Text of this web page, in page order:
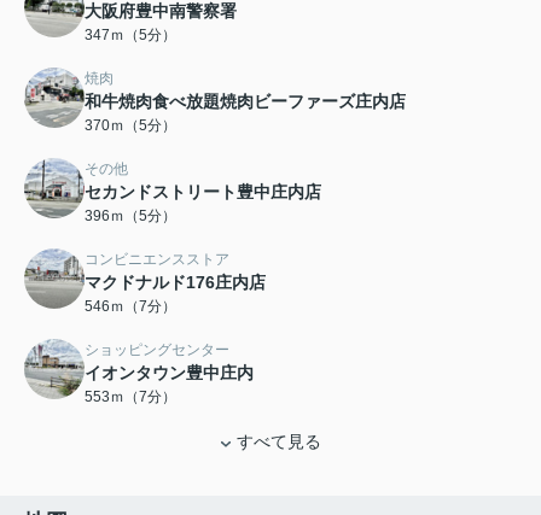
大阪府豊中南警察署
347ｍ（5分）
焼肉
和牛焼肉食べ放題焼肉ビーファーズ庄内店
370ｍ（5分）
その他
セカンドストリート豊中庄内店
396ｍ（5分）
コンビニエンスストア
マクドナルド176庄内店
546ｍ（7分）
ショッピングセンター
イオンタウン豊中庄内
553ｍ（7分）
すべて見る